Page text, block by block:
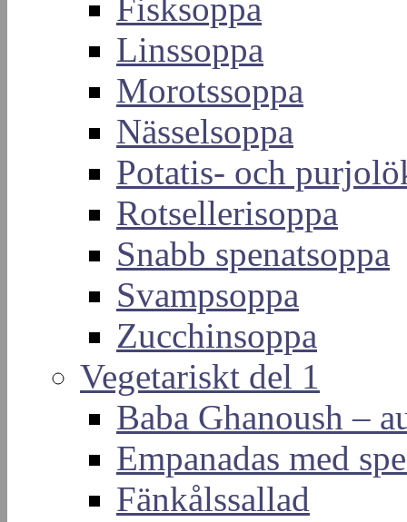
Fisksoppa
Linssoppa
Morotssoppa
Nässelsoppa
Potatis- och
Rotsellerisoppa
Snabb spenatsoppa
Svampsoppa
Zucchinsoppa
Vegetariskt del 1
Baba Ghanoush –
Empanadas med
Fänkålssallad